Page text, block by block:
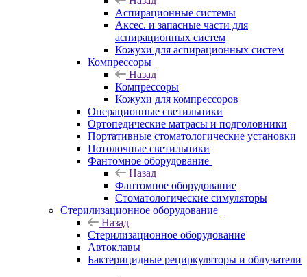
Аспирационные системы
Аксес. и запасные части для
аспирационных систем
Кожухи для аспирационных систем
Компрессоры
Назад
Компрессоры
Кожухи для компрессоров
Операционные светильники
Ортопедические матрасы и подголовники
Портативные стоматологические установки
Потолочные светильники
Фантомное оборудование
Назад
Фантомное оборудование
Стоматологические симуляторы
Стерилизационное оборудование
Назад
Стерилизационное оборудование
Автоклавы
Бактерицидные рециркуляторы и облучатели